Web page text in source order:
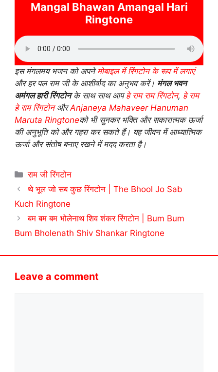
Mangal Bhawan Amangal Hari
Ringtone
इस मंगलमय भजन को अपनेमोबाइल में रिंगटोन के रूप में लगाएं
और हर पल राम जी के आशीर्वाद का अनुभव करें। मंगल भवन
अमंगल हारी रिंगटोनके साथ साथ आपहे राम राम रिंगटोन, हे राम
हे राम रिंगटोनऔरAnjaneya Mahaveer Hanuman
Maruta Ringtoneको भी सुनकर भक्ति और सकारात्मक ऊर्जा
की अनुभूति को और गहरा कर सकते हैं। यह जीवन में आध्यात्मिक
ऊर्जा और संतोष बनाए रखने में मदद करता है।
Categories
राम जी रिंगटोन
थे भूल जो सब कुछ रिंगटोन | The Bhool Jo Sab
Kuch Ringtone
बम बम बम भोलेनाथ शिव शंकर रिंगटोन | Bum Bum
Bum Bholenath Shiv Shankar Ringtone
Leave a comment